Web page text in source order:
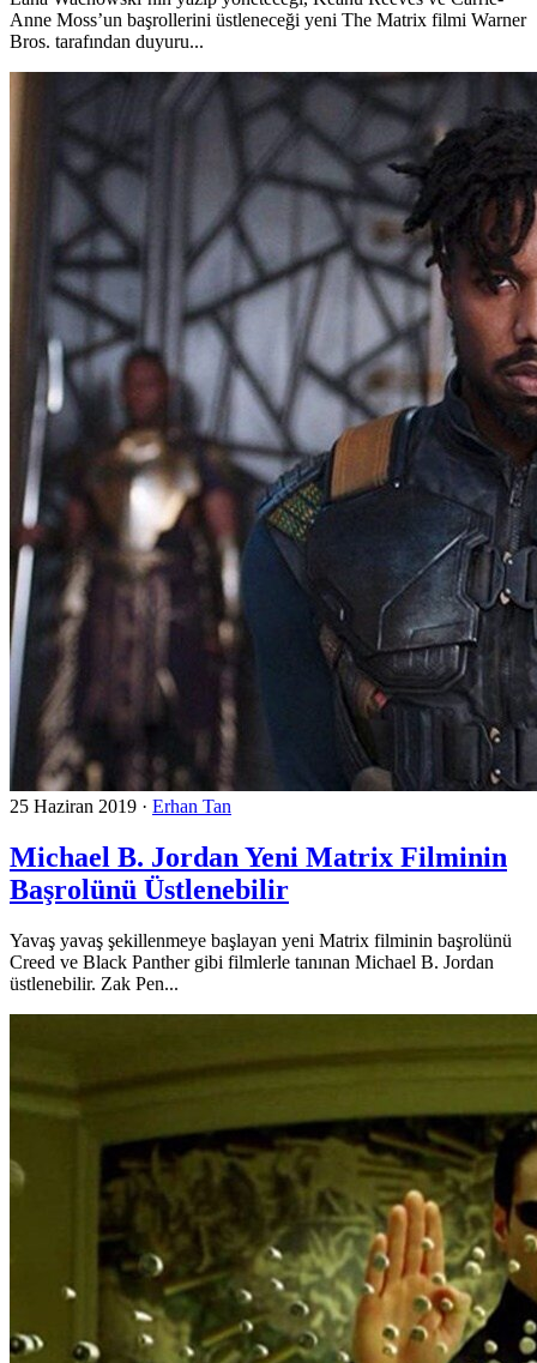
Anne Moss’un başrollerini üstleneceği yeni The Matrix filmi Warner
Bros. tarafından duyuru...
25 Haziran 2019 · Erhan Tan
Michael B. Jordan Yeni Matrix Filminin
Başrolünü Üstlenebilir
Yavaş yavaş şekillenmeye başlayan yeni Matrix filminin başrolünü
Creed ve Black Panther gibi filmlerle tanınan Michael B. Jordan
üstlenebilir. Zak Pen...